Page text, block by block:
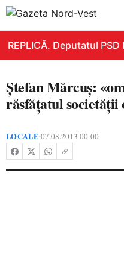
REPLICĂ. Deputatul
Ştefan Mărcuş:
răsfăţatul societăţii
LOCALE•07.08.2013 00:00